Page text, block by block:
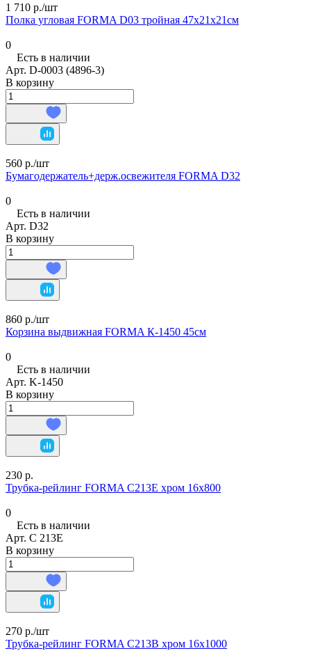
1 710 р./шт
Полка угловая FORMA D03 тройная 47х21х21см
0
Есть в наличии
Арт. D-0003 (4896-3)
В корзину
560 р./шт
Бумагодержатель+держ.освежителя FORMA D32
0
Есть в наличии
Арт. D32
В корзину
860 р./шт
Корзина выдвижная FORMA К-1450 45см
0
Есть в наличии
Арт. K-1450
В корзину
230 р.
Трубка-рейлинг FORMA C213E хром 16х800
0
Есть в наличии
Арт. C 213E
В корзину
270 р./шт
Трубка-рейлинг FORMA C213B хром 16х1000